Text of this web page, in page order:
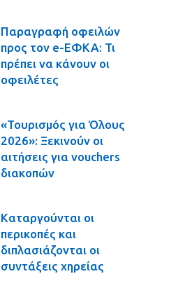
Παραγραφή οφειλών
προς τον e-ΕΦΚΑ: Τι
πρέπει να κάνουν οι
οφειλέτες
«Τουρισμός για Όλους
2026»: Ξεκινούν οι
αιτήσεις για vouchers
διακοπών
Καταργούνται οι
περικοπές και
διπλασιάζονται οι
συντάξεις χηρείας